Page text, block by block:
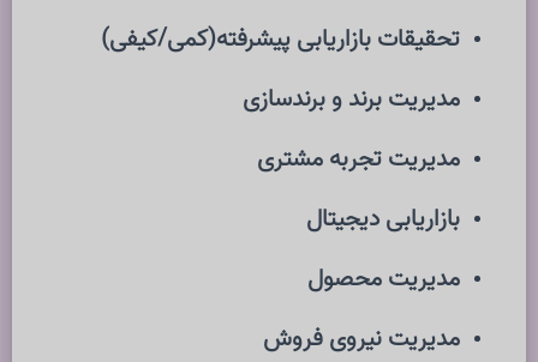
تحقیقات بازاریابی پیشرفته(کمی/کیفی)
مدیریت برند و برندسازی
مدیریت تجربه مشتری
بازاریابی دیجیتال
مدیریت محصول
مدیریت نیروی فروش